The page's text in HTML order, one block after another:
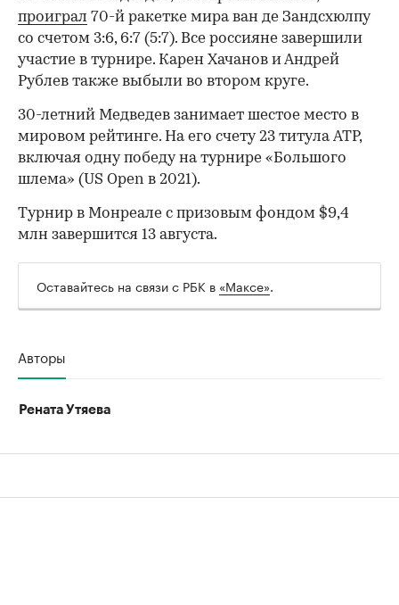
00:00 00:00
проиграл 70-й ракетке мира ван де Зандсхюлпу
со счетом 3:6, 6:7 (5:7). Все россияне завершили
участие в турнире. Карен Хачанов и Андрей
Рублев также выбыли во втором круге.
30-летний Медведев занимает шестое место в
мировом рейтинге. На его счету 23 титула ATP,
включая одну победу на турнире «Большого
шлема» (US Open в 2021).
Турнир в Монреале с призовым фондом $9,4
млн завершится 13 августа.
Оставайтесь на связи с РБК в «Максе».
Авторы
Рената Утяева